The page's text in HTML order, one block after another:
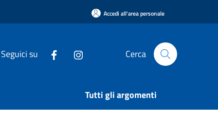
Accedi all'area personale
Seguici su Cerca
Tutti gli argomenti